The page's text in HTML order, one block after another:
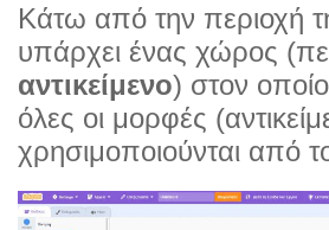
Κάτω από την περιοχή
υπάρχει ένας χώρος
αντικείμενο) στον
όλες οι μορφές
χρησιμοποιούνται από